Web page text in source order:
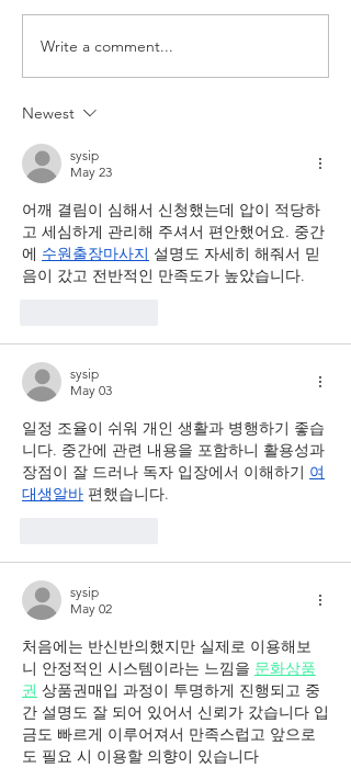
Killing Them Softly
Write a comment...
Newest
sysip
May 23
어깨 결림이 심해서 신청했는데 압이 적당하
고 세심하게 관리해 주셔서 편안했어요. 중간
에 수원출장마사지 설명도 자세히 해줘서 믿
음이 갔고 전반적인 만족도가 높았습니다.
sysip
May 03
일정 조율이 쉬워 개인 생활과 병행하기 좋습
니다. 중간에 관련 내용을 포함하니 활용성과
장점이 잘 드러나 독자 입장에서 이해하기 여
대생알바 편했습니다.
sysip
May 02
처음에는 반신반의했지만 실제로 이용해보
니 안정적인 시스템이라는 느낌을 문화상품
권 상품권매입 과정이 투명하게 진행되고 중
간 설명도 잘 되어 있어서 신뢰가 갔습니다 입
금도 빠르게 이루어져서 만족스럽고 앞으로
도 필요 시 이용할 의향이 있습니다